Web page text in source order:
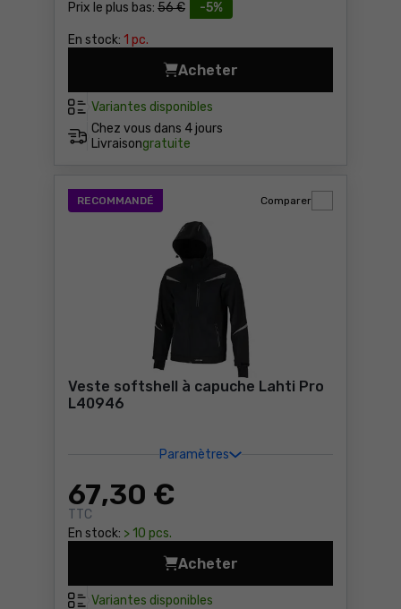
-5%
Prix le plus bas: 56 €
En stock: 1 pc.
Variantes disponibles
Chez vous dans 4 jours
Livraisongratuite
Acheter
Veste softshell haute
RECOMMANDÉ
Veste softshell à capuche Lahti Pro
L40946
Paramètres
67,30 €
TTC
En stock: > 10 pcs.
Comparer
Variantes disponibles
Acheter
Veste softshell à capuche